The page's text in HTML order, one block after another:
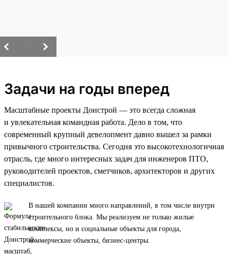
Задачи на годы вперед
Масштабные проекты Донстрой — это всегда сложная
и увлекательная командная работа. Дело в том, что
современный крупный девелопмент давно вышел за рамки
привычного строительства. Сегодня это высокотехнологичная
отрасль, где много интересных задач для инженеров ПТО,
руководителей проектов, сметчиков, архитекторов и других
специалистов.
В нашей компании много направлений, в том числе внутри
строительного блока. Мы реализуем не только жилые
комплексы, но и социальные объекты для города,
коммерческие объекты, бизнес-центры.